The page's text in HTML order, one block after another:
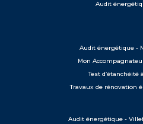
Audit
Audit énergétique -
Mon
Test d’étanchéité
Travaux de rénovation
Audit énergétique -